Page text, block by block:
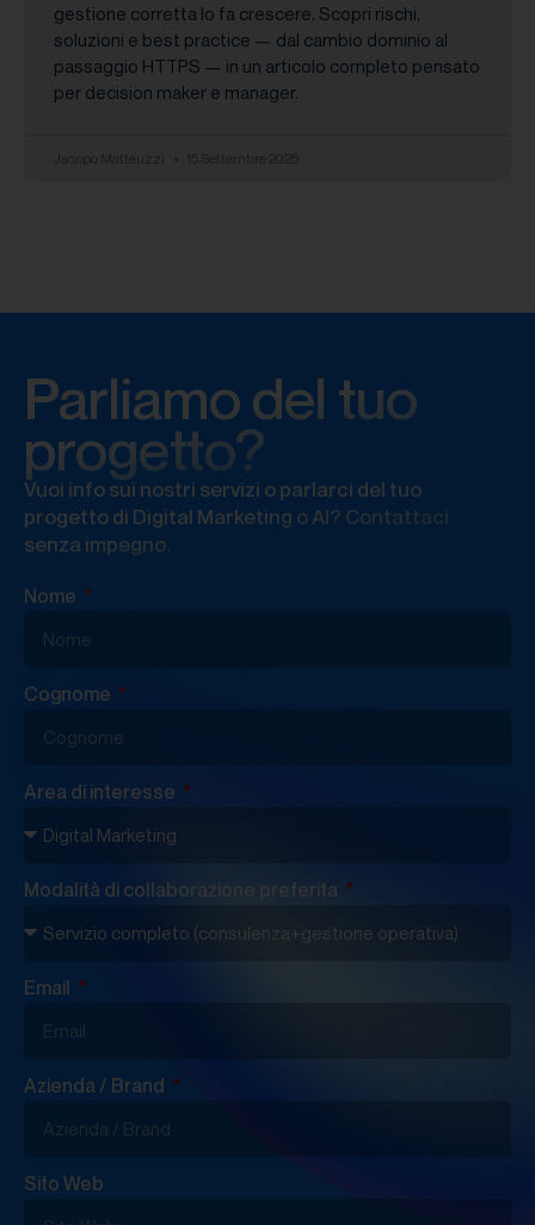
gestione corretta lo fa crescere. Scopri rischi,
soluzioni e best practice — dal cambio dominio al
passaggio HTTPS — in un articolo completo pensato
per decision maker e manager.
Parliamo del tuo
progetto?
Vuoi info sui nostri servizi o parlarci del tuo
progetto di Digital Marketing o AI? Contattaci
senza impegno.
Nome
Cognome
Area di interesse
Modalità di collaborazione preferita
Email
Azienda / Brand
Sito Web